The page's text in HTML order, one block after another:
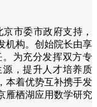
市委市政府支持，
机构。创始院长由享
为充分发挥双方专
，提升人才培养质
本着优势互补携手发
雁栖湖应用数学研究